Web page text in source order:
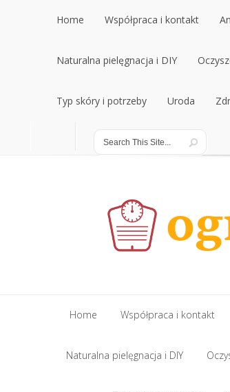
Home
Home
Współpraca i kontakt
Współpraca i kontakt
Naturalna pielęgnacja i DIY
Naturalna pielęgnacja i DIY
Typ skóry i potrzeby
Typ skóry i potrzeby
Uroda
Uroda
Home
Home
Współpraca i kontakt
Współpraca i kontakt
Naturalna pielęgnacja i DIY